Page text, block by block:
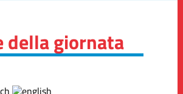
della giornata